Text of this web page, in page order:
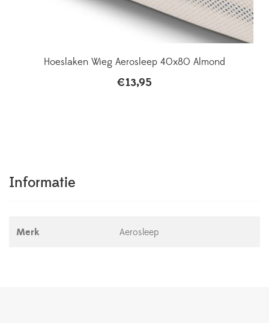
Hoeslaken Wieg Aerosleep 40x80 Almond
€13,95
Informatie
Merk Aerosleep